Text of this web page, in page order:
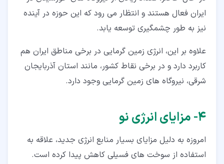
ایران فعال هستند و انتظار می رود که این حوزه در آینده
نیز به طور چشمگیری توسعه یابد.
علاوه بر این، انرژی زمین گرمایی در برخی مناطق ایران هم
کاربرد دارد و در برخی نقاط کشور، مانند استان آذربایجان
شرقی، نیروگاه های زمین گرمایی وجود دارد.
۴‏- مزایای انرژی نو
امروزه به دلیل مزایای بسیار منابع انرژی جدید، علاقه به
استفاده از سوخت های فسیلی کاهش پیدا کرده است.